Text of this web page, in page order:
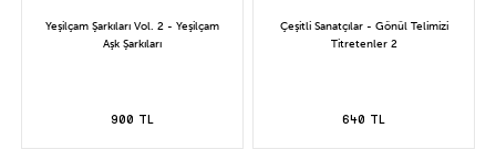
Yeşilçam Şarkıları Vol. 2 - Yeşilçam
Aşk Şarkıları
900 TL
Çeşitli Sanatçılar - Gönül Telimizi
Titretenler 2
640 TL